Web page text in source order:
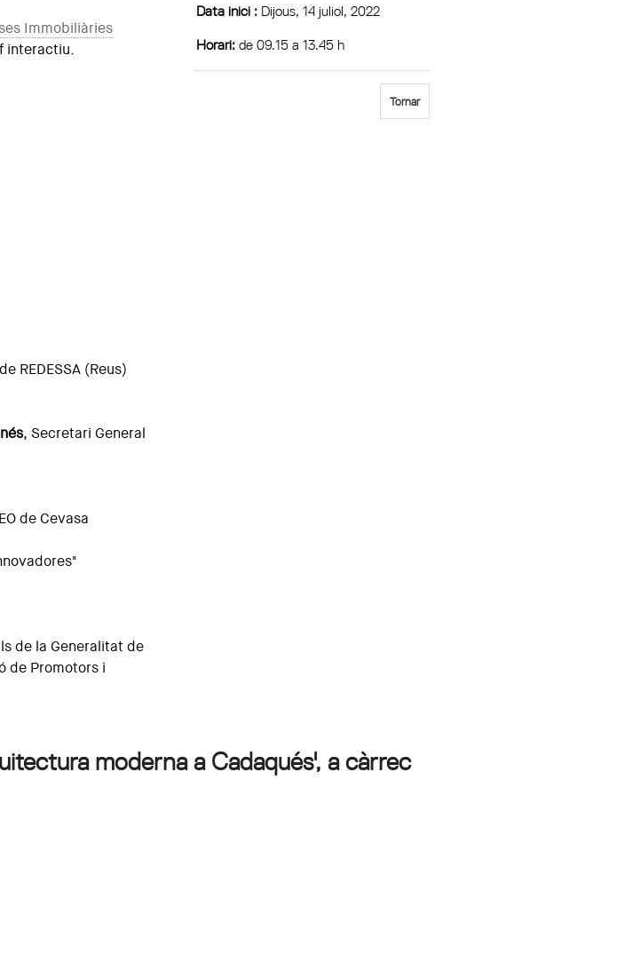
Data inici : Dijous, 14 juliol, 2022
Horari:de 09.15 a 13.45 h
Tornar
Immobiliàries
interactiu.
REDESSA (Reus)
, Secretari General
de Cevasa
de la Generalitat de
de Promotors i
moderna a Cadaqués', a càrrec